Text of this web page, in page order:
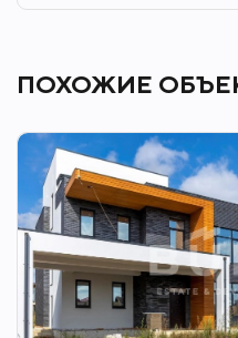
ПОХОЖИЕ